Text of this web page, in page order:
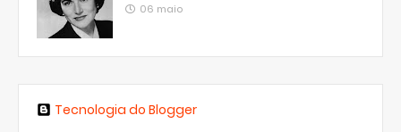
06 maio
Tecnologia do Blogger